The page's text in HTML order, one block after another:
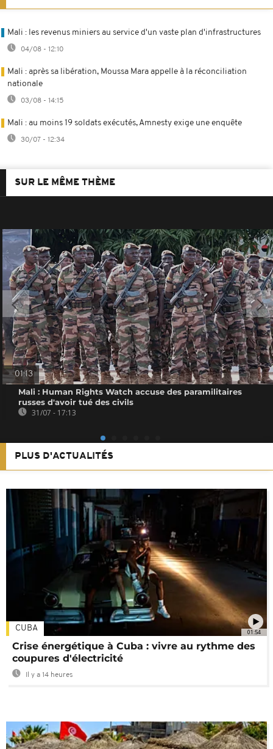
Mali : les revenus miniers au service d'un vaste plan d'infrastructures
04/08 - 12:10
Mali : après sa libération, Moussa Mara appelle à la réconciliation
nationale
03/08 - 14:15
Mali : au moins 19 soldats exécutés, Amnesty exige une enquête
30/07 - 12:34
SUR LE MÊME THÈME
01:13
Mali : Human Rights Watch accuse des paramilitaires
russes d'avoir tué des civils
31/07 - 17:13
PLUS D'ACTUALITÉS
01:54
CUBA
Crise énergétique à Cuba : vivre au rythme des
coupures d'électricité
Il y a 14 heures